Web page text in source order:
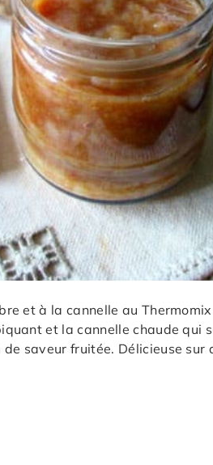
et à la cannelle au
et la cannelle chaude qui
saveur fruitée. Délicieuse sur